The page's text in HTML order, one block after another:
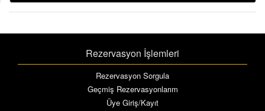
Rezervasyon İşlemleri
Rezervasyon Sorgula
Geçmiş Rezervasyonlarım
Üye Giriş/Kayıt